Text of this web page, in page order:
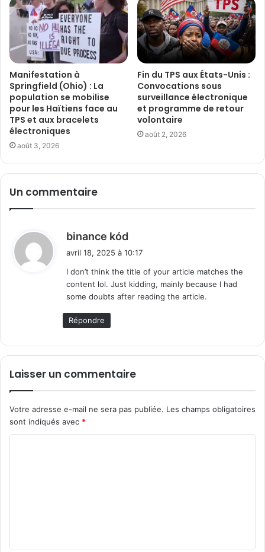
Manifestation à
Springfield (Ohio) : La
population se mobilise
pour les Haïtiens face au
TPS et aux bracelets
électroniques
août 3, 2026
Fin du TPS aux États-Unis :
Convocations sous
surveillance électronique
et programme de retour
volontaire
août 2, 2026
Un commentaire
binance kód
:
avril 18, 2025 à 10:17
I don’t think the title of your article matches the
content lol. Just kidding, mainly because I had
some doubts after reading the article.
Répondre
Laisser un commentaire
Votre adresse e-mail ne sera pas publiée. Les champs obligatoires
sont indiqués avec *
t